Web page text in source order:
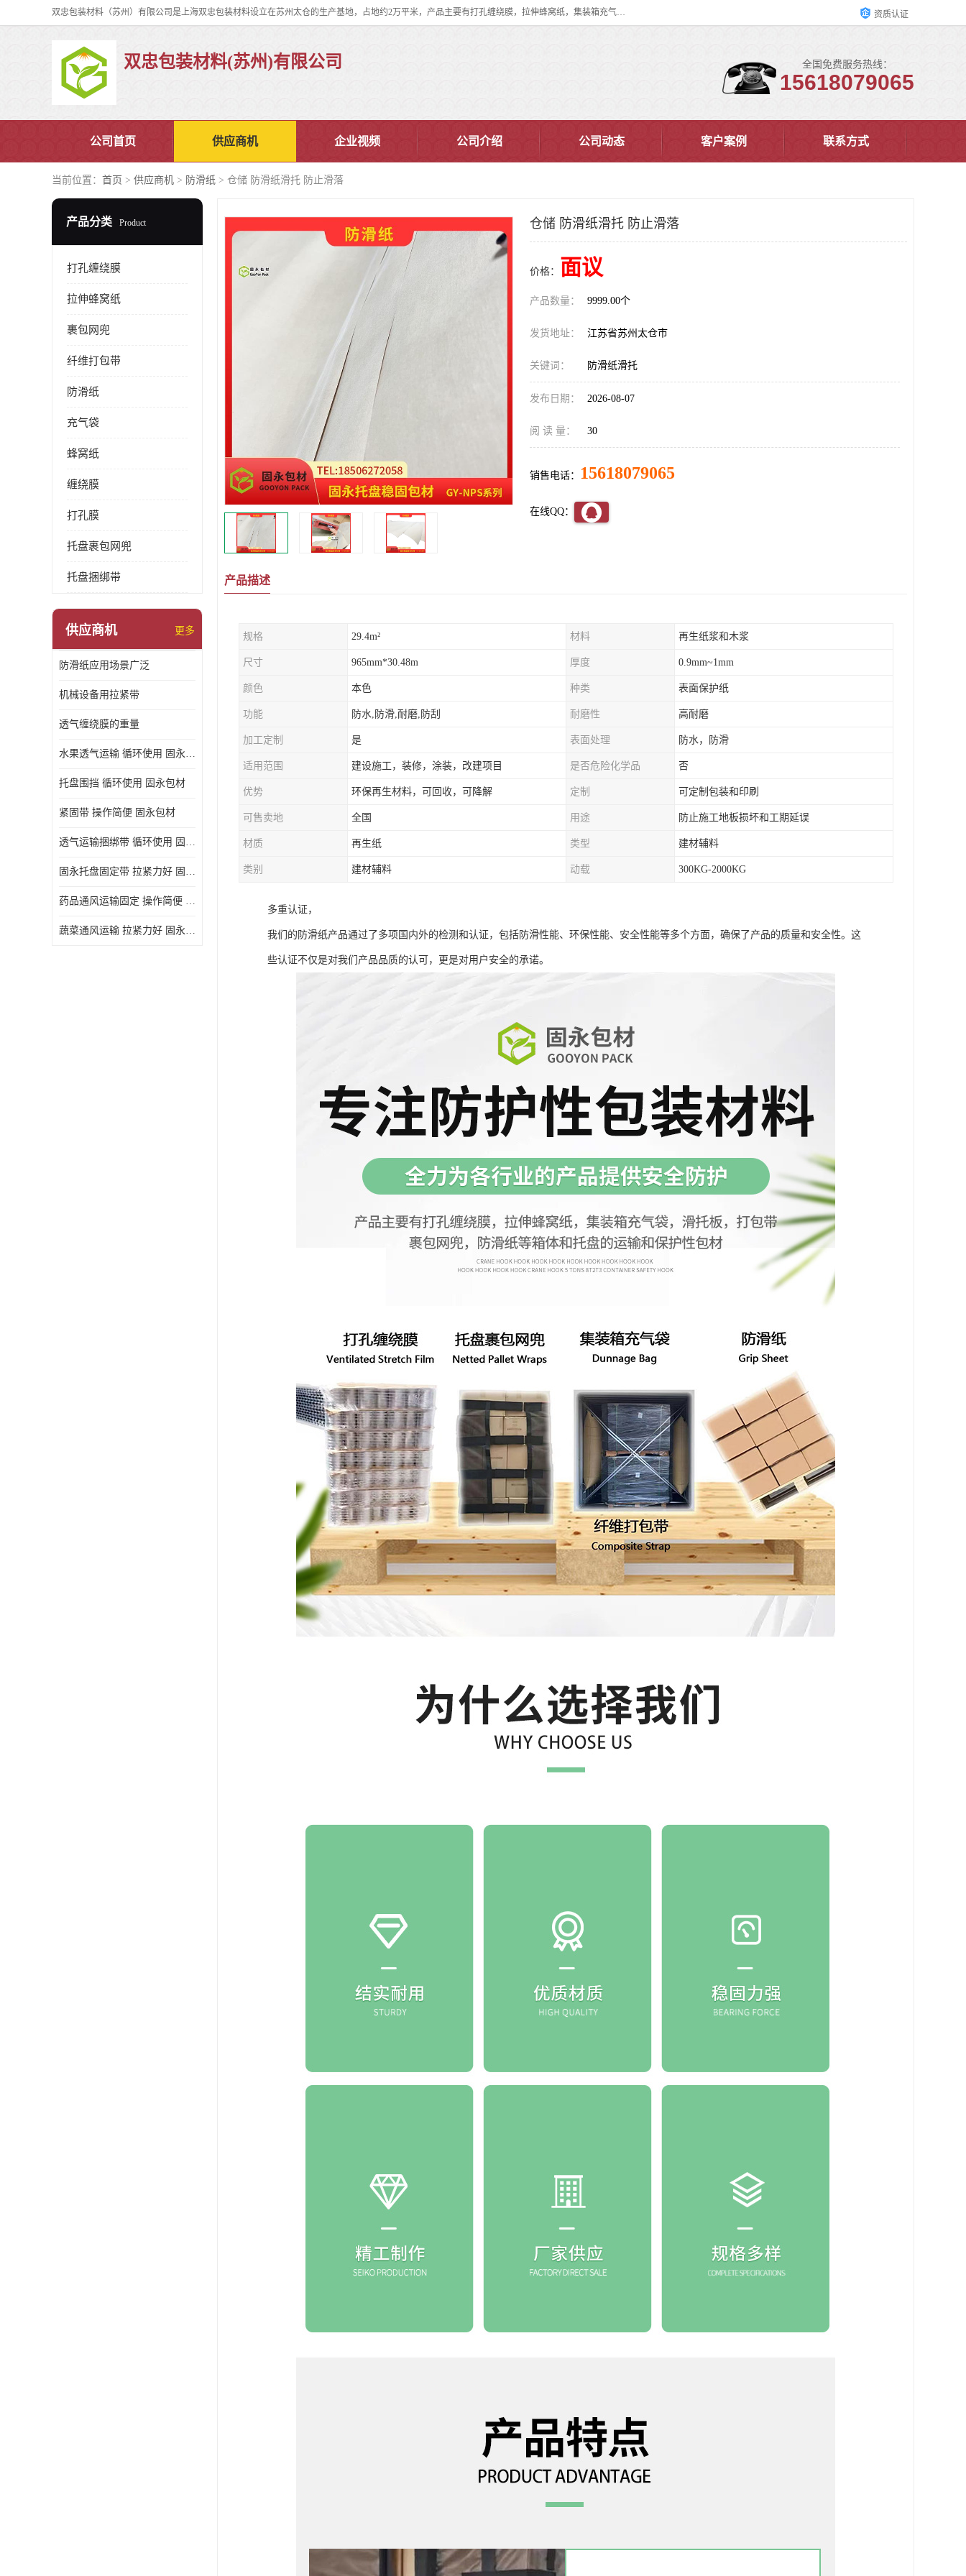
双忠包装材料（苏州）有限公司是上海双忠包装材料设立在苏州太仓的生产基地，占地约2万平米，产品主要有打孔缠绕膜，拉伸蜂窝纸，集装箱充气袋，滑托板，打包带，裹包网兜，防滑纸等箱体和托盘的运输和保护性包材。固永包材®，GooYon Pack®，是我们保护性包装材料的专属品牌。 资质认证
双忠包装材料(苏州)有限公司 全国免费服务热线：
15618079065
公司首页 供应商机 企业视频 公司介绍 公司动态 客户案例 联系方式
当前位置： 首页 > 供应商机 > 防滑纸 > 仓储 防滑纸滑托 防止滑落
产品分类 Product
打孔缠绕膜
拉伸蜂窝纸
裹包网兜
纤维打包带
防滑纸
充气袋
蜂窝纸
缠绕膜
打孔膜
托盘裹包网兜
托盘捆绑带
供应商机 更多
防滑纸应用场景广泛
机械设备用拉紧带
透气缠绕膜的重量
水果透气运输 循环使用 固永包材
托盘围挡 循环使用 固永包材
紧固带 操作简便 固永包材
透气运输捆绑带 循环使用 固永包材
固永托盘固定带 拉紧力好 固永包材
药品通风运输固定 操作简便 固永包材
蔬菜通风运输 拉紧力好 固永包材
仓储 防滑纸滑托 防止滑落
价格： 面议
产品数量： 9999.00个
发货地址： 江苏省苏州太仓市
关键词： 防滑纸滑托
发布日期： 2026-08-07
阅 读 量： 30
销售电话： 15618079065
在线QQ：
产品描述
规格 29.4m² 材料 再生纸浆和木浆
尺寸 965mm*30.48m 厚度 0.9mm~1mm
颜色 本色 种类 表面保护纸
功能 防水,防滑,耐磨,防刮 耐磨性 高耐磨
加工定制 是 表面处理 防水，防滑
适用范围 建设施工，装修，涂装，改建项目 是否危险化学品 否
优势 环保再生材料，可回收，可降解 定制 可定制包装和印刷
可售卖地 全国 用途 防止施工地板损坏和工期延误
材质 再生纸 类型 建材辅料
类别 建材辅料 动载 300KG-2000KG
多重认证，
我们的防滑纸产品通过了多项国内外的检测和认证，包括防滑性能、环保性能、安全性能等多个方面，确保了产品的质量和安全性。这
些认证不仅是对我们产品品质的认可，更是对用户安全的承诺。